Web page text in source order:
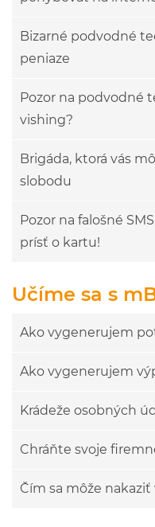
Bizarné podvodné
peniaze
Pozor na podvodné
vishing?
Brigáda, ktorá vás
slobodu
Pozor na falošné
prísť o kartu!
Učíme sa s
Ako vygenerujem
Ako vygenerujem
Krádeže osobných
Chráňte svoje
Čím sa môže nakaziť